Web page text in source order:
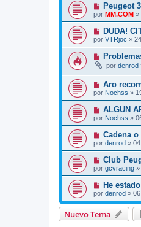
Peugeot
por MM.COM »
DUDA!
por VTRjoc »
por denrod
Aro
por Nochss »
ALGUN
por Nochss »
Cadena
por denrod »
Club
por gcvracing »
He
por denrod »
Nuevo Tema